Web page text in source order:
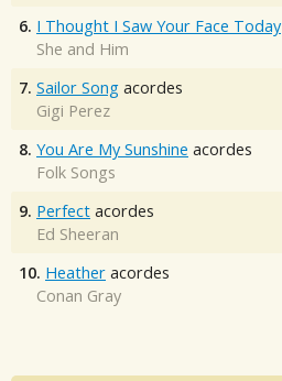
6. I Thought I Saw Your Face Today
She and Him
7. Sailor Song acordes
Gigi Perez
8. You Are My Sunshine acordes
Folk Songs
9. Perfect acordes
Ed Sheeran
10. Heather acordes
Conan Gray